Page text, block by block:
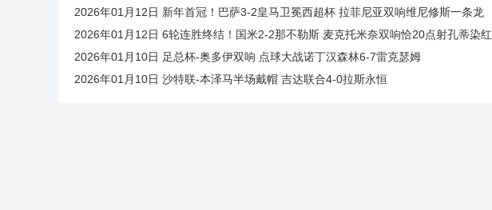
2026年01月12日 新年首冠！巴萨3-2皇马卫冕西超杯 拉菲尼亚双响维尼修斯一条龙
2026年01月12日 6轮连胜终结！国米2-2那不勒斯 麦克托米奈双响恰20点射孔蒂染红
2026年01月10日 足总杯-奥多伊双响 点球大战诺丁汉森林6-7雷克瑟姆
2026年01月10日 沙特联-本泽马半场戴帽 吉达联合4-0拉斯永恒